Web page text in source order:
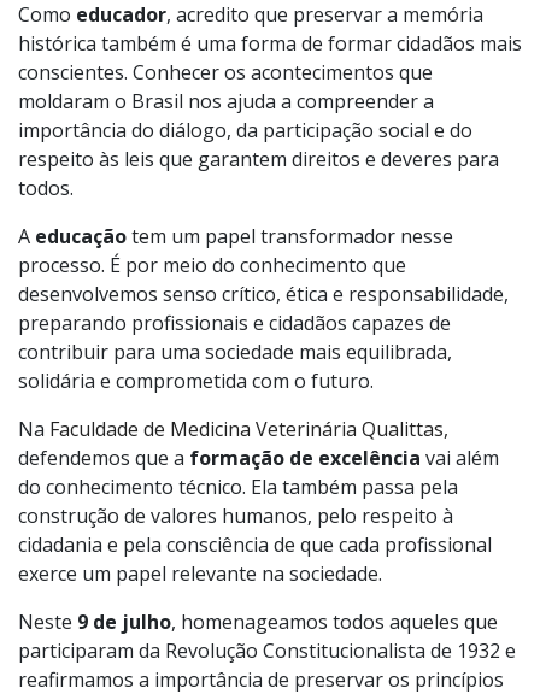
Como educador, acredito que preservar a memória
histórica também é uma forma de formar cidadãos mais
conscientes. Conhecer os acontecimentos que
moldaram o Brasil nos ajuda a compreender a
importância do diálogo, da participação social e do
respeito às leis que garantem direitos e deveres para
todos.
A educaçãotem um papel transformador nesse
processo. É por meio do conhecimento que
desenvolvemos senso crítico, ética e responsabilidade,
preparando profissionais e cidadãos capazes de
contribuir para uma sociedade mais equilibrada,
solidária e comprometida com o futuro.
Na Faculdade de Medicina Veterinária Qualittas,
defendemos que a formação de excelência vai além
do conhecimento técnico. Ela também passa pela
construção de valores humanos, pelo respeito à
cidadania e pela consciência de que cada profissional
exerce um papel relevante na sociedade.
Neste 9 de julho, homenageamos todos aqueles que
participaram da Revolução Constitucionalista de 1932 e
reafirmamos a importância de preservar os princípios